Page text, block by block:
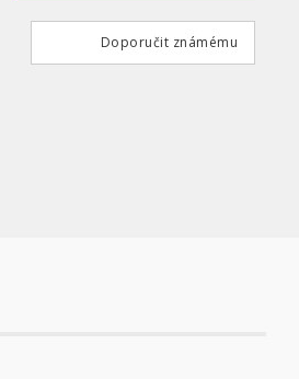
Doporučit známému